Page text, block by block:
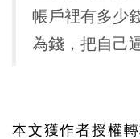
帳戶裡有多少
為錢，把自己
本文獲作者授權轉